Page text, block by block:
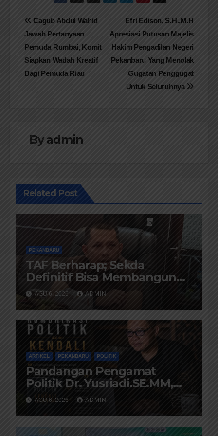
Navigasi
pos
Efri Edison, S.H.,M.H
Apresiasi Putusan Majelis
Hakim Pengadilan Negeri
Pekanbaru Yang Menolak
Gugatan Penggugat
Untuk Seluruhnya
Cagub Abdul Wahid
Jawab Pertanyaan
Pemuda Rumbai, Komit
Siapkan Wadah Kreatif
Bagi Pemuda Riau
Byadmin
Related Post
PEKANBARU
TAF Berharap; Sekda
Definitif Bisa Membangun
Komunikasi Antara Eksekutif
dan Legislatif
AGU 6, 2026 ADMIN
ARTIKEL PEKANBARU POLITIK
Pandangan Pengamat
Politik Dr. Yusriadi.SE.MM,
Tentang Buku Dr. (Cand)
Liza Fitriani S. Kom M. Ikom
AGU 6, 2026 ADMIN